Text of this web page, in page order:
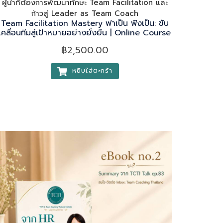
ผู้นำที่ต้องการพัฒนาทักษะ Team Facilitation และ
ก้าวสู่ Leader as Team Coach
Team Facilitation Mastery ฟาเป็น ฟังเป็น: ขับ
คลื่อนทีมสู่เป้าหมายอย่างยั่งยืน | Online Course
฿2,500.00
หยิบใส่ตะกร้า